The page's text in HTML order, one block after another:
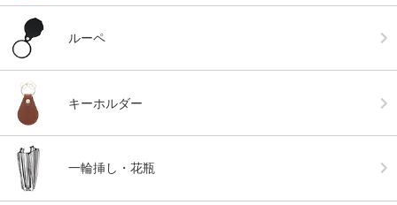
ルーペ
キーホルダー
一輪挿し・花瓶